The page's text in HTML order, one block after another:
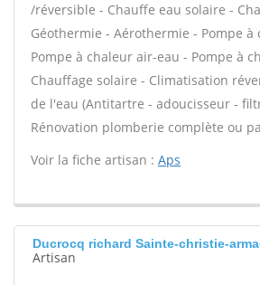
/réversible - Chauffe eau solaire -
Géothermie - Aérothermie - Pompe
Pompe à chaleur air-eau - Pompe à
Chauffage solaire - Climatisation
de l'eau (Antitartre - adoucisseur -
Rénovation plomberie complète ou
Voir la fiche artisan : Aps
Ducrocq richard Sainte-christie-
Artisan